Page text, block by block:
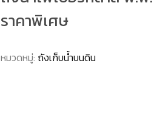
ราคาพิเศษ
หมวดหมู่: ถังเก็บน้ำบนดิน